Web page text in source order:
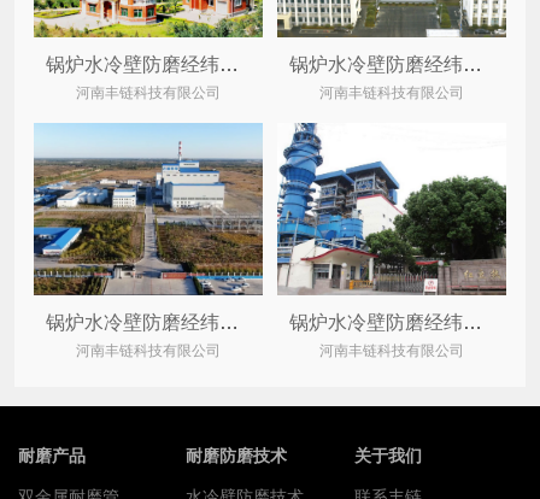
锅炉水冷壁防磨经纬网格栅案例:长治市霍家工业集团
河南丰链科技有限公司
锅炉水冷壁防磨经纬网格栅案例:湖北某科技再生资源公司
河南丰链科技有限公司
锅炉水冷壁防磨经纬网格栅案例:源源能源集团通辽某热电公司
河南丰链科技有限公司
锅炉水冷壁防磨经纬网格栅案例:南国红豆控股
河南丰链科技有限公司
耐磨产品 耐磨防磨技术 关于我们